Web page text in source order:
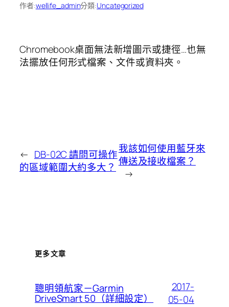
作者:wellife_admin分類:Uncategorized
Chromebook桌面無法新增圖示或捷徑…也無
法擺放任何形式檔案、文件或資料夾。
← DB-02C 請問可操作
的區域範圍大約多大？
我該如何使用藍牙來
傳送及接收檔案？
→
更多文章
聰明領航家－Garmin
DriveSmart 50（詳細設定）
2017-
05-04